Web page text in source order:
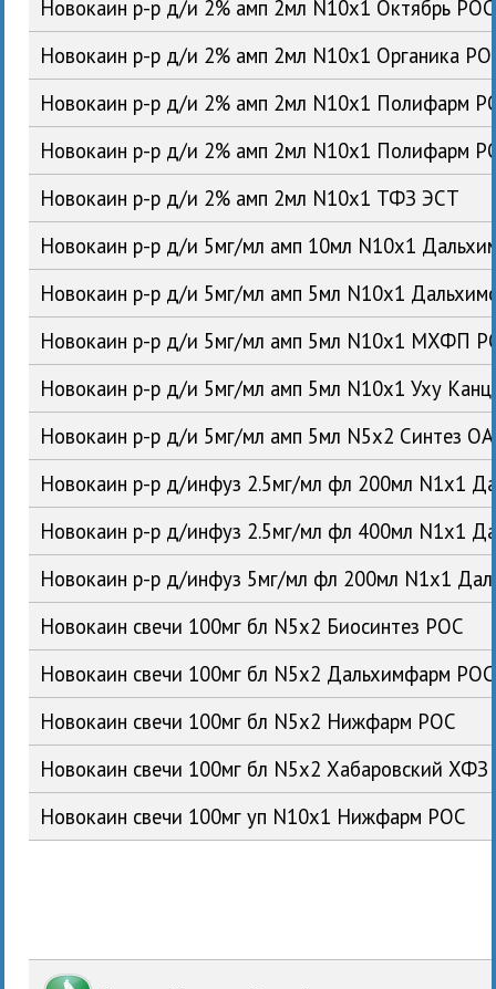
Новокаин р-р д/и 2% амп 2мл N10x1 Октябрь РОС
Новокаин р-р д/и 2% амп 2мл N10x1 Органика
Новокаин р-р д/и 2% амп 2мл N10x1 Полифарм
Новокаин р-р д/и 2% амп 2мл N10x1 Полифарм
Новокаин р-р д/и 2% амп 2мл N10x1 ТФЗ ЭСТ
Новокаин р-р д/и 5мг/мл амп 10мл N10x1
Новокаин р-р д/и 5мг/мл амп 5мл N10x1
Новокаин р-р д/и 5мг/мл амп 5мл N10x1 МХФП
Новокаин р-р д/и 5мг/мл амп 5мл N10x1 Уху
Новокаин р-р д/и 5мг/мл амп 5мл N5x2 Синтез
Новокаин р-р д/инфуз 2.5мг/мл фл 200мл N1x1
Новокаин р-р д/инфуз 2.5мг/мл фл 400мл N1x1
Новокаин р-р д/инфуз 5мг/мл фл 200мл N1x1
Новокаин свечи 100мг бл N5x2 Биосинтез РОС
Новокаин свечи 100мг бл N5x2 Дальхимфарм РОС
Новокаин свечи 100мг бл N5x2 Нижфарм РОС
Новокаин свечи 100мг бл N5x2 Хабаровский
Новокаин свечи 100мг уп N10x1 Нижфарм РОС